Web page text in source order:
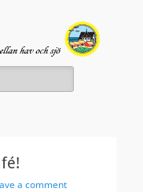
a comment